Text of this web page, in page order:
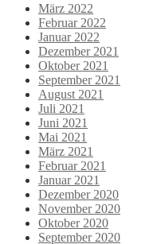
März 2022
Februar 2022
Januar 2022
Dezember 2021
Oktober 2021
September 2021
August 2021
Juli 2021
Juni 2021
Mai 2021
März 2021
Februar 2021
Januar 2021
Dezember 2020
November 2020
Oktober 2020
September 2020